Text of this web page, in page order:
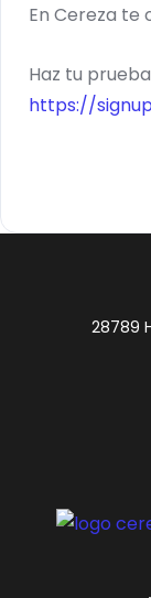
En Cereza te
Haz tu
https://
28789